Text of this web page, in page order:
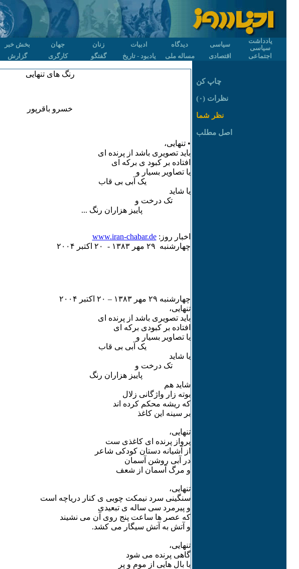
یادداشت
سیاسی
سیاسی دیدگاه ادبیات زنان جهان بخش خبر
اجتماعی
اقتصادی مساله ملی یادبود - تاریخ گفتگو کارگری گزارش
رنگ های تنهایی
خسرو باقرپور
• تنهایی،
باید تصویری باشد از پرنده ای
افتاده بر کبود ی برکه ای
یا تصاویر بسیار و
یک آبی بی قاب
یا شاید
تک درخت و
پاییز هزاران رنگ ...
اخبار روز:www.iran-chabar.de
چهارشنبه ۲۹ مهر ۱٣٨٣ - ۲۰ اکتبر ۲۰۰۴
چهارشنبه ٢۹ مهر ١٣٨٣ – ٢٠ اکتبر ٢٠٠۴
تنهایی،
باید تصویری باشد از پرنده ای
افتاده بر کبودی برکه ای
یا تصاویر بسیار و
یک آبی بی قاب
یا شاید
تک درخت و
پاییز هزاران رنگ
شاید هم
بوته زار واژگانی زلال
که ریشه محکم کرده اند
بر سینه این کاغذ
تنهایی،
پرواز پرنده ای کاغذی ست
از آشیانه دستان کودکی شاعر
در آبی روشن آسمان
و مرگ آسمان از شعف
تنهایی،
سنگینی سرد نیمکت چوبی ی کنار دریاچه است
و پیرمرد سی ساله ی تبعیدی
که عصر ها ساعت پنج روی آن می نشیند
و آتش به آتش سیگار می کشد.
تنهایی،
گاهی پرنده می شود
با بال هایی از موم و پر
چاپ کن
نظرات (۰)
نظر شما
اصل مطلب